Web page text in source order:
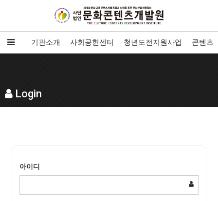
기관소개 사회공헌센터 청년도전지원사업 콘텐츠
Login
아이디